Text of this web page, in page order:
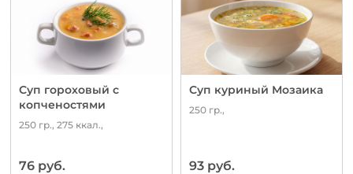
Суп гороховый с
копченостями
250 гр., 275 ккал.,
76 руб.
Суп куриный Мозаика
250 гр.,
93 руб.